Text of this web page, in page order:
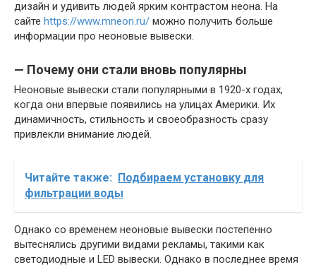
дизайн и удивить людей ярким контрастом неона. На
сайте https://www.mneon.ru/ можно получить больше
информации про неоновые вывески.
— Почему они стали вновь популярны
Неоновые вывески стали популярными в 1920-х годах,
когда они впервые появились на улицах Америки. Их
динамичность, стильность и своеобразность сразу
привлекли внимание людей.
Читайте также: Подбираем установку для
фильтрации воды
Однако со временем неоновые вывески постепенно
вытеснялись другими видами рекламы, такими как
светодиодные и LED вывески. Однако в последнее время